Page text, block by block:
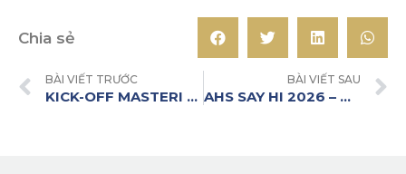
Chia sẻ
BÀI VIẾT TRƯỚC
KICK-OFF MASTERI GRAND COAST 2026 – AHS PROPERTY KHỞI ĐỘNG HÀNH TRÌNH CHINH PHỤC BIỂU TƯỢNG SỐNG MỚI
BÀI VIẾT SAU
AHS SAY HI 2026 – DIỆN MẠO MỚI, KHÍ THẾ MỚI